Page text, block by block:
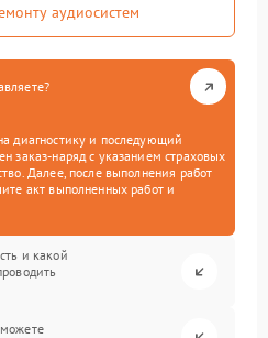
аудиосистем
диагностику и последующий
заказ-наряд с указанием страховых
Далее, после выполнения работ
акт выполненных работ и
и какой